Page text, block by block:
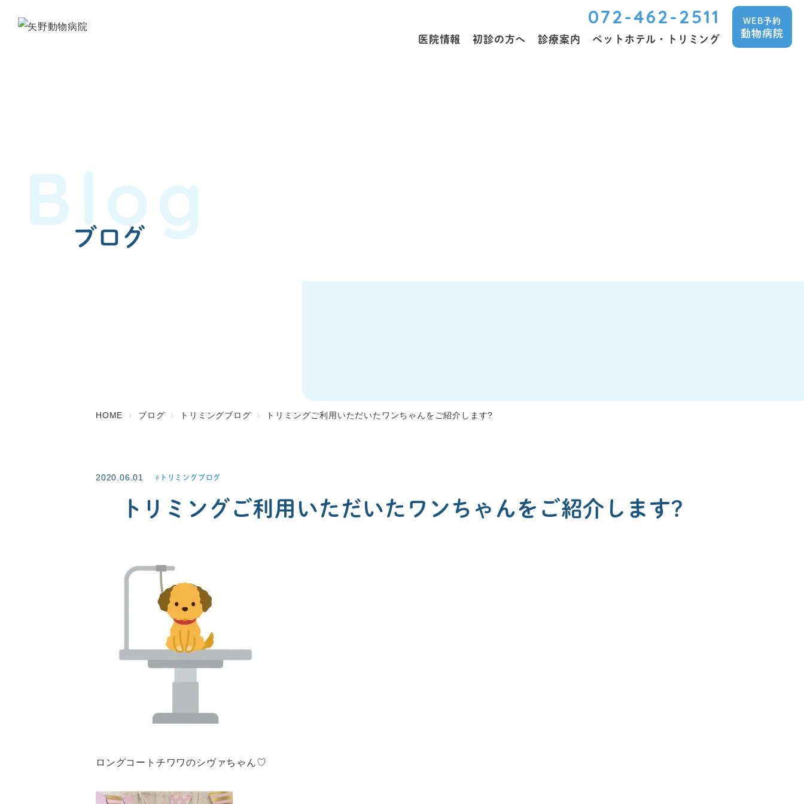
072-462-2511
医院情報 初診の方へ 診療案内 ペットホテル・トリミング
WEB予約
動物病院
ブログ
Blog
HOME ブログ トリミングブログ トリミングご利用いただいたワンちゃんをご紹介します?
2020.06.01 トリミングブログ
トリミングご利用いただいたワンちゃんをご紹介します?
ロングコートチワワのシヴァちゃん♡